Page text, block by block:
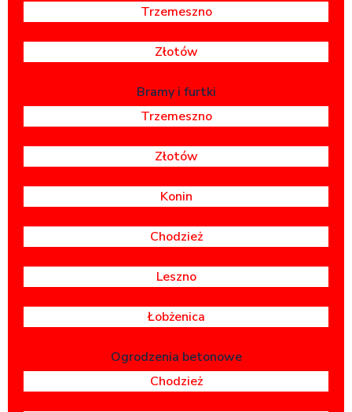
Trzemeszno
Złotów
Bramy i furtki
Trzemeszno
Złotów
Konin
Chodzież
Leszno
Łobżenica
Ogrodzenia betonowe
Chodzież